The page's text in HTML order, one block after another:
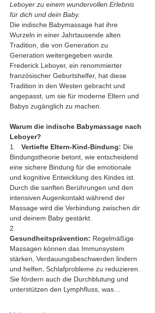
Leboyer zu einem wundervollen Erlebnis
für dich und dein Baby.
Die indische Babymassage hat ihre
Wurzeln in einer Jahrtausende alten
Tradition, die von Generation zu
Generation weitergegeben wurde.
Frederick Leboyer, ein renommierter
französischer Geburtshelfer, hat diese
Tradition in den Westen gebracht und
angepasst, um sie für moderne Eltern und
Babys zugänglich zu machen.
Warum die indische Babymassage nach
Leboyer?
1. Vertiefte Eltern-Kind-Bindung: Die
Bindungstheorie betont, wie entscheidend
eine sichere Bindung für die emotionale
und kognitive Entwicklung des Kindes ist.
Durch die sanften Berührungen und den
intensiven Augenkontakt während der
Massage wird die Verbindung zwischen dir
und deinem Baby gestärkt.
2.
Gesundheitsprävention: Regelmäßige
Massagen können das Immunsystem
stärken, Verdauungsbeschwerden lindern
und helfen, Schlafprobleme zu reduzieren.
Sie fördern auch die Durchblutung und
unterstützen den Lymphfluss, was…